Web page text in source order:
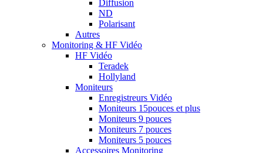
Diffusion
ND
Polarisant
Autres
Monitoring & HF Vidéo
HF Vidéo
Teradek
Hollyland
Moniteurs
Enregistreurs Vidéo
Moniteurs 15pouces et plus
Moniteurs 9 pouces
Moniteurs 7 pouces
Moniteurs 5 pouces
Accessoires Monitoring